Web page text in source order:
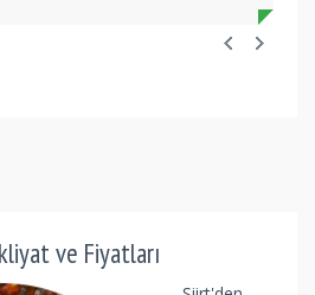
ve Fiyatları